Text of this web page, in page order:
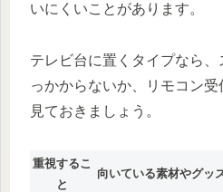
いにくいことがあります。
テレビ台に置くタイプなら、
っかからないか、リモコン
見ておきましょう。
重視するこ
と
向いている素材やグッ